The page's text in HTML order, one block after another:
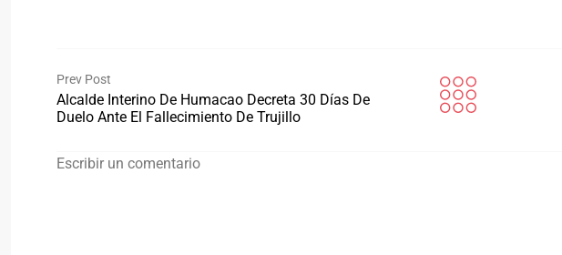
Prev Post
Alcalde Interino De Humacao Decreta 30 Días De
Duelo Ante El Fallecimiento De Trujillo
Escribir un comentario